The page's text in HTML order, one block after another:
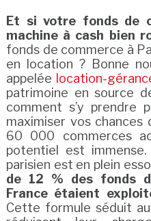
Et si votre fonds de
machine à cash bien
fonds de commerce à
en location ? Bonne
appelée location-
patrimoine en source
comment s’y prendre
maximiser vos chances
60 000 commerces
potentiel est
parisien est en plein
de 12 % des fonds
France étaient
Cette formule séduit